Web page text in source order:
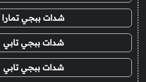
شدات ببجي تمارا
شدات ببجي تابي
شدات ببجي تابي